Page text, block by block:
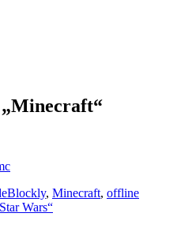
Schlagwörter
Blockly, Minecraft, offline
Wars“